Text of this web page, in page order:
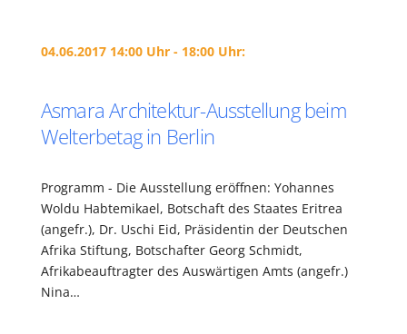
04.06.2017 14:00 Uhr - 18:00 Uhr:
Asmara Architektur-Ausstellung beim
Welterbetag in Berlin
Programm - Die Ausstellung eröffnen: Yohannes
Woldu Habtemikael, Botschaft des Staates Eritrea
(angefr.), Dr. Uschi Eid, Präsidentin der Deutschen
Afrika Stiftung, Botschafter Georg Schmidt,
Afrikabeauftragter des Auswärtigen Amts (angefr.)
Nina…